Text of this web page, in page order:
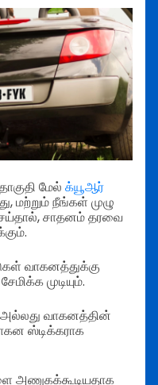
மேல் க்யூஆர்
மற்றும் நீங்கள் முழு
சாதனம் தரவை
வாகனத்துக்கு
முடியும்.
வாகனத்தின்
ஸ்டிக்கராக
அணுகக்கூடியதாக